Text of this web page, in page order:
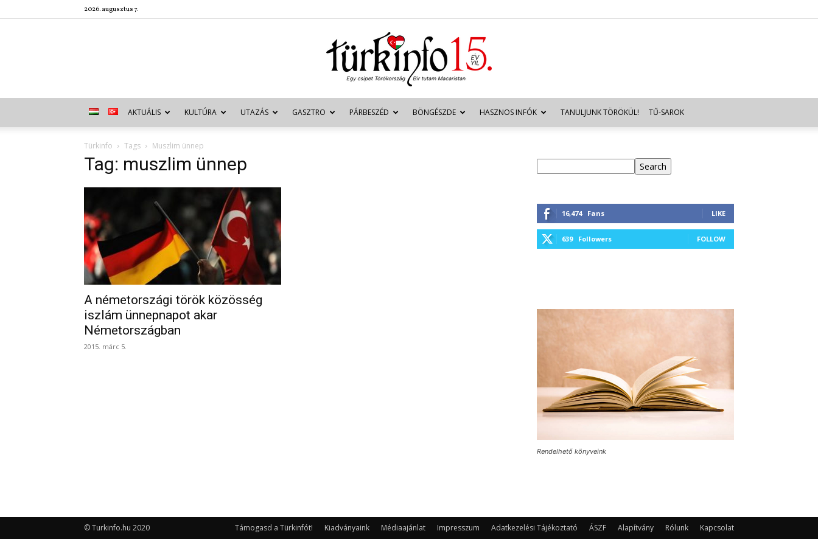
2026. augusztus 7.
Türkinfo
AKTUÁLIS KULTÚRA UTAZÁS GASZTRO PÁRBESZÉD BÖNGÉSZDE HASZNOS INFÓK TANULJUNK TÖRÖKÜL! TŰ-SAROK
Türkinfo Tags Muszlim ünnep
Tag: muszlim ünnep
A németországi török közösség
iszlám ünnepnapot akar
Németországban
2015. márc 5.
Search
16,474 Fans LIKE
639 Followers FOLLOW
Rendelhető könyveink
Támogasd a Türkinfót! Kiadványaink Médiaajánlat Impresszum Adatkezelési Tájékoztató ÁSZF Alapítvány Rólunk Kapcsolat
© Turkinfo.hu 2020